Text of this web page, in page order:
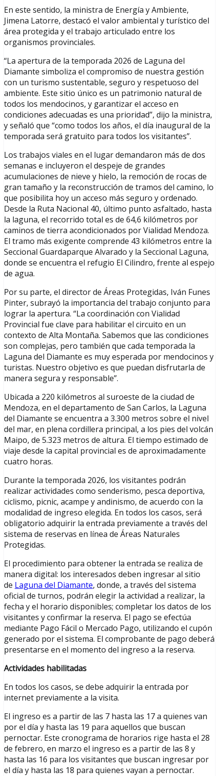
En este sentido, la ministra de Energía y Ambiente,
Jimena Latorre, destacó el valor ambiental y turístico del
área protegida y el trabajo articulado entre los
organismos provinciales.
“La apertura de la temporada 2026 de Laguna del
Diamante simboliza el compromiso de nuestra gestión
con un turismo sustentable, seguro y respetuoso del
ambiente. Este sitio único es un patrimonio natural de
todos los mendocinos, y garantizar el acceso en
condiciones adecuadas es una prioridad”, dijo la ministra,
y señaló que “como todos los años, el día inaugural de la
temporada será gratuito para todos los visitantes”.
Los trabajos viales en el lugar demandaron más de dos
semanas e incluyeron el despeje de grandes
acumulaciones de nieve y hielo, la remoción de rocas de
gran tamaño y la reconstrucción de tramos del camino, lo
que posibilita hoy un acceso más seguro y ordenado.
Desde la Ruta Nacional 40, último punto asfaltado, hasta
la laguna, el recorrido total es de 64,6 kilómetros por
caminos de tierra acondicionados por Vialidad Mendoza.
El tramo más exigente comprende 43 kilómetros entre la
Seccional Guardaparque Alvarado y la Seccional Laguna,
donde se encuentra el refugio El Cilindro, frente al espejo
de agua.
Por su parte, el director de Áreas Protegidas, Iván Funes
Pinter, subrayó la importancia del trabajo conjunto para
lograr la apertura. “La coordinación con Vialidad
Provincial fue clave para habilitar el circuito en un
contexto de Alta Montaña. Sabemos que las condiciones
son complejas, pero también que cada temporada la
Laguna del Diamante es muy esperada por mendocinos y
turistas. Nuestro objetivo es que puedan disfrutarla de
manera segura y responsable”.
Ubicada a 220 kilómetros al suroeste de la ciudad de
Mendoza, en el departamento de San Carlos, la Laguna
del Diamante se encuentra a 3.300 metros sobre el nivel
del mar, en plena cordillera principal, a los pies del volcán
Maipo, de 5.323 metros de altura. El tiempo estimado de
viaje desde la capital provincial es de aproximadamente
cuatro horas.
Durante la temporada 2026, los visitantes podrán
realizar actividades como senderismo, pesca deportiva,
ciclismo, picnic, acampe y andinismo, de acuerdo con la
modalidad de ingreso elegida. En todos los casos, será
obligatorio adquirir la entrada previamente a través del
sistema de reservas en línea de Áreas Naturales
Protegidas.
El procedimiento para obtener la entrada se realiza de
manera digital: los interesados deben ingresar al sitio
de Laguna del Diamante, donde, a través del sistema
oficial de turnos, podrán elegir la actividad a realizar, la
fecha y el horario disponibles; completar los datos de los
visitantes y confirmar la reserva. El pago se efectúa
mediante Pago Fácil o Mercado Pago, utilizando el cupón
generado por el sistema. El comprobante de pago deberá
presentarse en el momento del ingreso a la reserva.
Actividades habilitadas
En todos los casos, se debe adquirir la entrada por
internet previamente a la visita.
El ingreso es a partir de las 7 hasta las 17 a quienes van
por el día y hasta las 19 para aquellos que buscan
pernoctar. Este cronograma de horarios rige hasta el 28
de febrero, en marzo el ingreso es a partir de las 8 y
hasta las 16 para los visitantes que buscan ingresar por
el día y hasta las 18 para quienes vayan a pernoctar.